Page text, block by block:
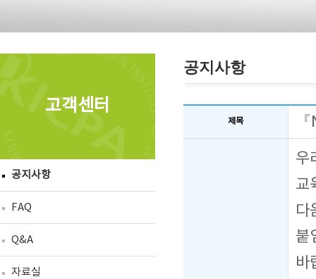
고객센터
공지사항
FAQ
Q&A
자료실
공지사항
제목
우
교
다
붙
바